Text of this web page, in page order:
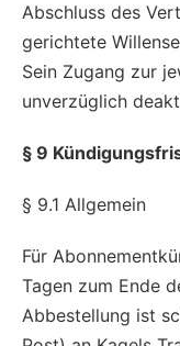
Abschluss des
gerichtete
Sein Zugang zur
unverzüglich
§ 9
§ 9.1 Allgemein
Für
Tagen zum Ende
Abbestellung ist